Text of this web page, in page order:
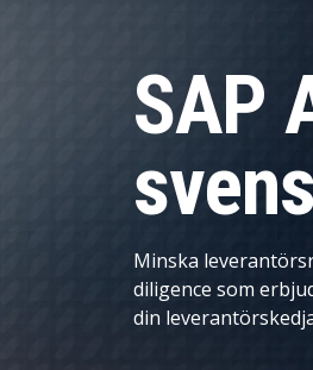
SAP I MOLNET
ARTIFICIELL
Spend
Marknadsföring
Asset
SAP
Minska
diligence som
din